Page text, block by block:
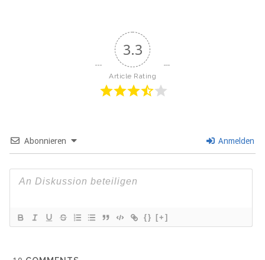
3.3
Article Rating
Abonnieren Anmelden
{} [+]